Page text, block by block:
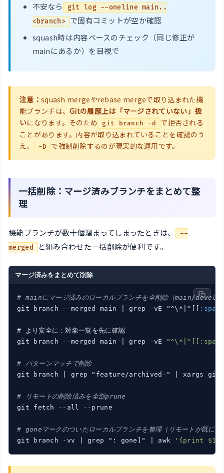
不安なら
git log --oneline main..
<branch>
で固有コミットが空か確認
squash時は内容ベースのチェック（同じ修正が
mainにあるか）を目視で
注意： squash mergeやrebase mergeで取り込まれた機
能ブランチは、Gitの履歴上は「マージされていない」扱
いになります。そのため git branch -d
で拒否される
ことがあります。内容が取り込まれていることを確認のう
え、
-D で強制削除するのが現実的な運用です。
一括削除：マージ済みブランチをまとめて整
理
機能ブランチが数十個溜まってしまったときは、
--
merged
と組み合わせた一括削除が便利です。
マージ済みをまとめて削除
# mainにマージ済みのローカルブランチを全削除（main/
git branch --merged main
| grep -vE "^\*|^[[
# より安全に：対象一覧を先に確認
git branch --merged main |
grep -vE
# パターンマッチで削除
git branch
| grep "feature/archived-" | xargs git
# リモートの削除済みを全部prune
git fetch --all --prune
# goneマークのついたローカルブランチを整理（リモートが既に削
git branch -vv
| grep ": gone]" | awk '{print